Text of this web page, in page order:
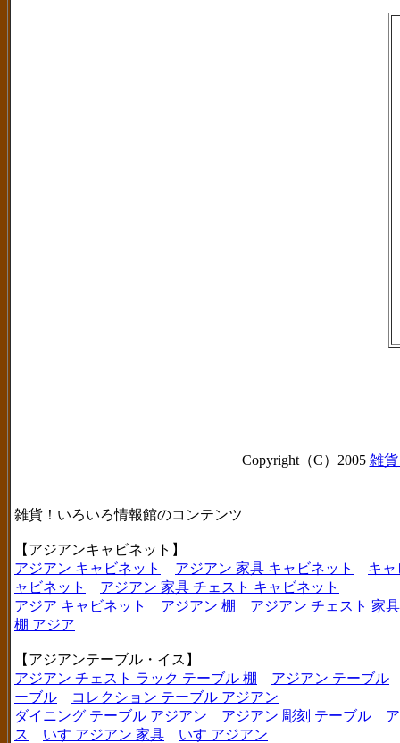
Copyright（C）2005 雑
雑貨！いろいろ情報館のコンテンツ
【アジアンキャビネット】
アジアン キャビネット
アジアン 家具 キャビネット
キャ
ャビネット
アジアン 家具 チェスト キャビネット
アジア キャビネット
アジアン 棚
アジアン チェスト 家
棚 アジア
【アジアンテーブル・イス】
アジアン チェスト ラック テーブル 棚
アジアン テーブル
ーブル
コレクション テーブル アジアン
ダイニング テーブル アジアン
アジアン 彫刻 テーブル
ス
いす アジアン 家具
いす アジアン